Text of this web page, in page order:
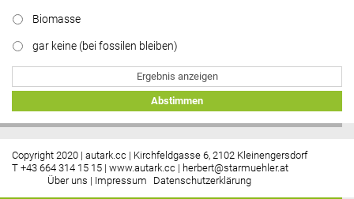
Biomasse
gar keine (bei fossilen bleiben)
Ergebnis anzeigen
Abstimmen
Copyright 2020 | autark.cc | Kirchfeldgasse 6, 2102 Kleinengersdorf
T +43 664 314 15 15 | www.autark.cc | herbert@starmuehler.at
Über uns | Impressum Datenschutzerklärung